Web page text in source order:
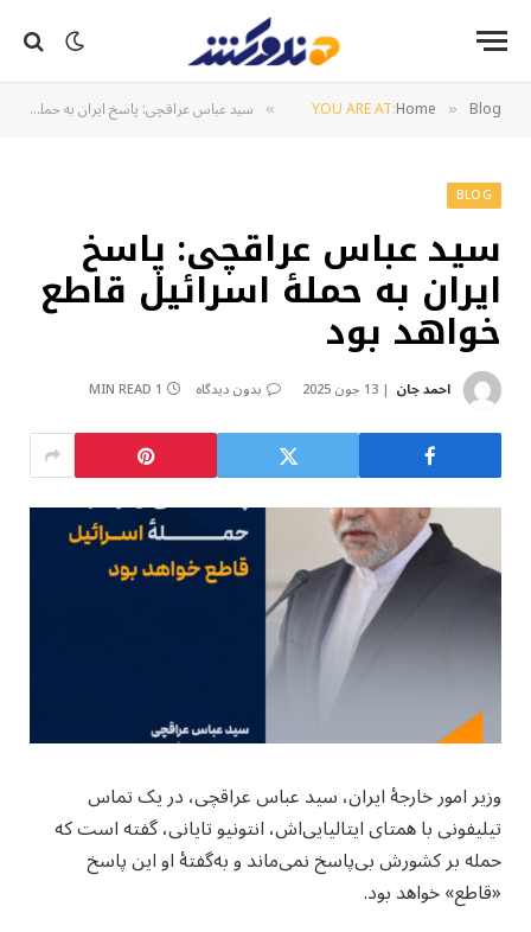
YOU ARE AT:Home » Blog
» سید عباس عراقچی: پاسخ ایران به حملهٔ اسرائیل قاطع خواهد بود
BLOG
سید عباس عراقچی: پاسخ
ایران به حملهٔ اسرائیل قاطع
خواهد بود
احمد جان 13 جون 2025 بدون دیدگاه 1 MIN READ
وزیر امور خارجهٔ ایران، سید عباس عراقچی، در یک تماس
تیلیفونی با همتای ایتالیایی‌اش، انتونیو تایانی، گفته است که
حمله بر کشورش بی‌پاسخ نمی‌ماند و به‌گفتهٔ او این پاسخ
«قاطع» خواهد بود.